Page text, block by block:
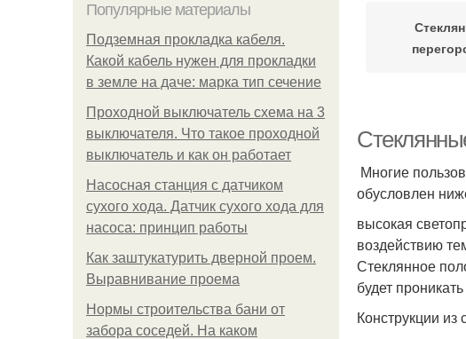
Популярные материалы
Подземная прокладка кабеля.
Какой кабель нужен для прокладки
в земле на даче: марка тип сечение
Проходной выключатель схема на 3
выключателя. Что такое проходной
выключатель и как он работает
Насосная станция с датчиком
сухого хода. Датчик сухого хода для
насоса: принцип работы
Как заштукатурить дверной проем.
Выравнивание проема
Нормы строительства бани от
забора соседей. На каком
Многие
обусловлен
высокая
воздействию
Стеклянное
будет
Конструкции